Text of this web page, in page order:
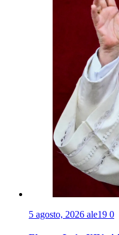
5 agosto, 2026 ale19 0